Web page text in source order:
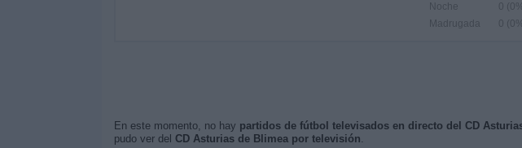
Noche
0
Madrugada
0
En este momento, no hay partidos de fútbol televisados en directo del CD
pudo ver del CD Asturias de Blimea por televisión.